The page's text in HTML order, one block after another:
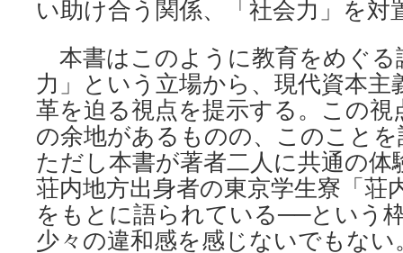
い助け合う関係、「社会力」を対
本書はこのように教育をめぐる
力」という立場から、現代資本主
革を迫る視点を提示する。この視
の余地があるものの、このこと
ただし本書が著者二人に共通の
荘内地方出身者の東京学生寮「荘
をもとに語られている──という
少々の違和感を感じないでもな